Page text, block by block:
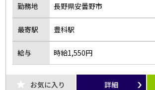
勤務地 長野県安曇野市
最寄駅 豊科駅
給与 時給1,550円
お気に入り 詳細